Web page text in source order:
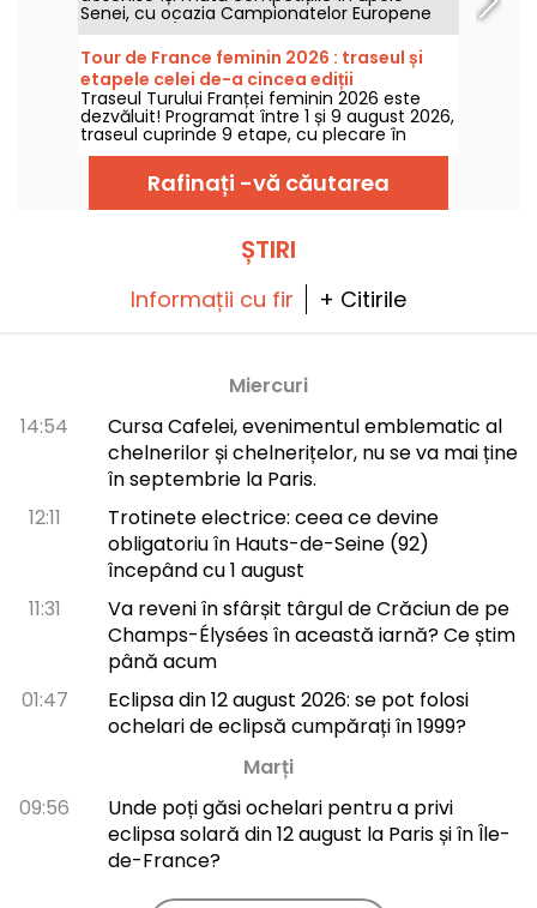
Senei, cu ocazia Campionatelor Europene
de la Paris. Între probele de 5 km, 10 km și
ștafeta mixtă, cei mai buni înotători de
maraton în apă se vor înfrunta într-un
cadru natural legendar.
Tour de France feminin 2026 : traseul și
etapele celei de-a cincea ediții
Traseul Turului Franței feminin 2026 este
dezvăluit! Programat între 1 și 9 august 2026,
traseul cuprinde 9 etape, cu plecare în
Elveția și sosire în Nisa. Află ce ne așteaptă în
Rafinați -vă căutarea
ȘTIRI
Informații cu fir + Citirile
Miercuri
14:54
Cursa Cafelei, evenimentul emblematic al
chelnerilor și chelnerițelor, nu se va mai ține
în septembrie la Paris.
12:11
Trotinete electrice: ceea ce devine
obligatoriu în Hauts-de-Seine (92)
începând cu 1 august
11:31
Va reveni în sfârșit târgul de Crăciun de pe
Champs-Élysées în această iarnă? Ce știm
până acum
01:47
Eclipsa din 12 august 2026: se pot folosi
ochelari de eclipsă cumpărați în 1999?
Marți
09:56
Unde poți găsi ochelari pentru a privi
eclipsa solară din 12 august la Paris și în Île-
de-France?